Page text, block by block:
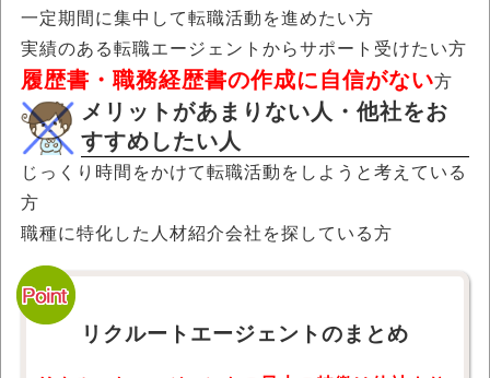
一定期間に集中して転職活動を進めたい方
実績のある転職エージェントからサポート受けたい方
履歴書・職務経歴書の作成に自信がない方
メリットがあまりない人・他社をお
すすめしたい人
じっくり時間をかけて転職活動をしようと考えている
方
職種に特化した人材紹介会社を探している方
リクルートエージェントのまとめ